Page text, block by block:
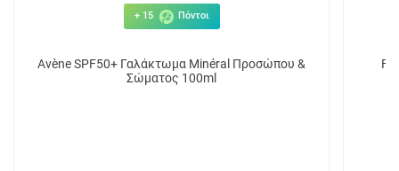
+ 15 Πόντοι
Avène SPF50+ Γαλάκτωμα Minéral Προσώπου &
Σώματος 100ml